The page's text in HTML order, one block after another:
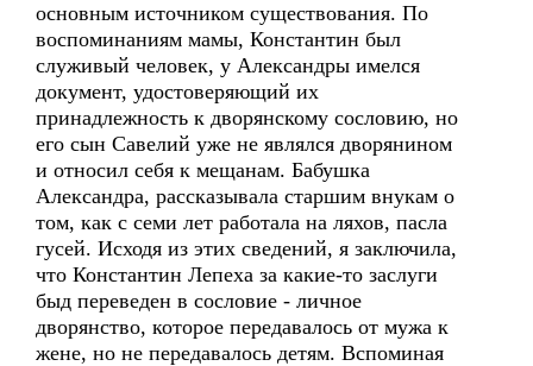
основным источником существования. По
воспоминаниям мамы, Константин был
служивый человек, у Александры имелся
документ, удостоверяющий их
принадлежность к дворянскому сословию, но
его сын Савелий уже не являлся дворянином
и относил себя к мещанам. Бабушка
Александра, рассказывала старшим внукам о
том, как с семи лет работала на ляхов, пасла
гусей. Исходя из этих сведений, я заключила,
что Константин Лепеха за какие-то заслуги
быд переведен в сословие - личное
дворянство, которое передавалось от мужа к
жене, но не передавалось детям. Вспоминая